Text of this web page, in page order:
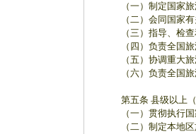
（一）制定国家旅
（二）会同国家有关
（三）指导、检查和
（四）负责全国旅游
（五）协调重大旅
（六）负责全国旅
第五条 县级以上（
（一）贯彻执行国
（二）制定本地区